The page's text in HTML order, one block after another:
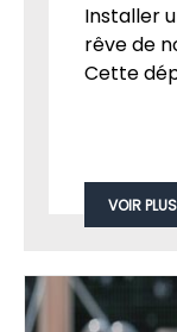
Installer
rêve de
Cette
VOIR PLUS